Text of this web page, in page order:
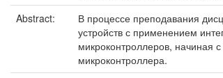
Abstract:
В процессе преподавания
устройств с применением
микроконтроллеров, начиная
микроконтроллера.